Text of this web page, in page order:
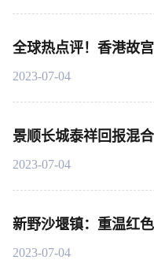
全球热点评！香港故
2023-07-04
景顺长城泰祥回报混
2023-07-04
新野沙堰镇：重温红
2023-07-04